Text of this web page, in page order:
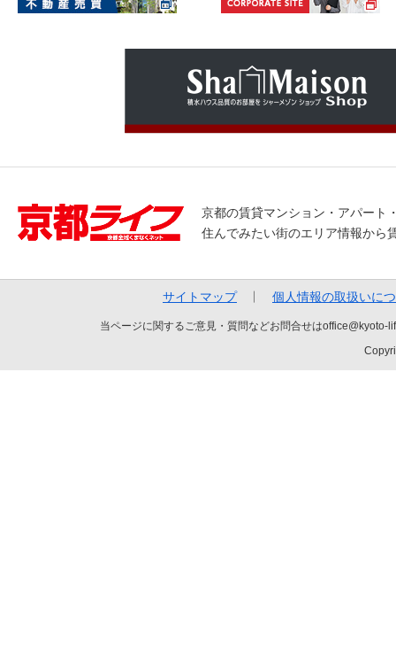
京都の賃貸マンション・アパート
住んでみたい街のエリア情報から
サイトマップ 個人情報の取扱いに
当ページに関するご意見・質問などお問合せは